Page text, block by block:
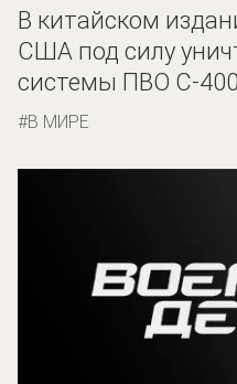
В китайском
США под силу
системы ПВО С-400
В МИРЕ